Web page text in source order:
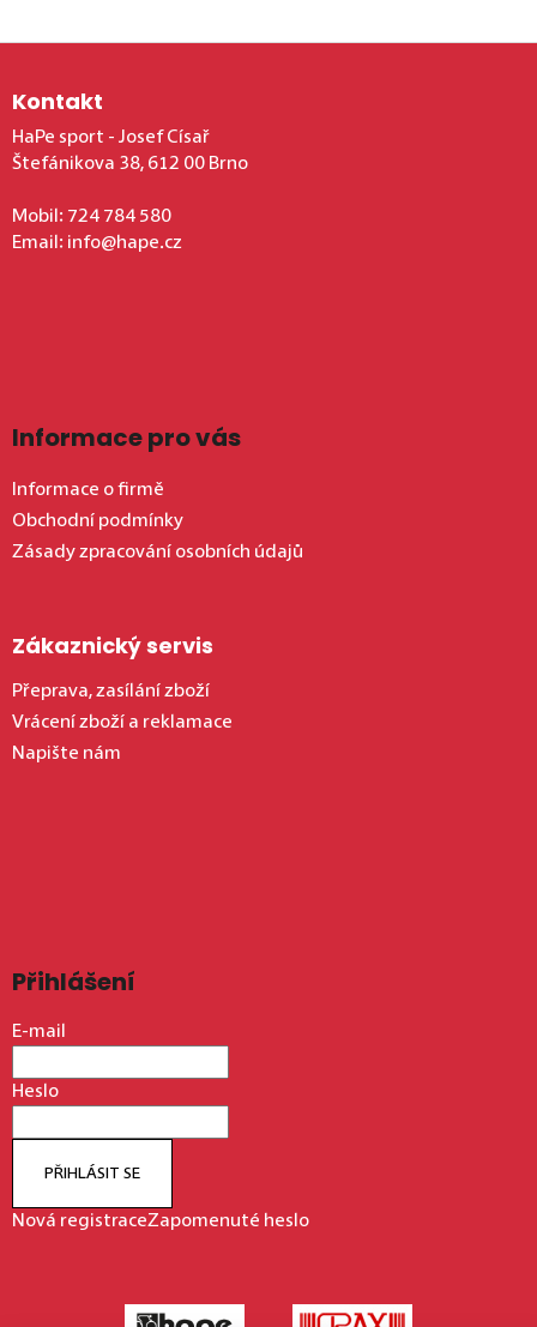
Zápatí
Kontakt
HaPe sport - Josef Císař
Štefánikova 38, 612 00 Brno
Mobil: 724 784 580
Email: info@hape.cz
Informace pro vás
Informace o firmě
Obchodní podmínky
Zásady zpracování osobních údajů
Zákaznický servis
Přeprava, zasílání zboží
Vrácení zboží a reklamace
Napište nám
Přihlášení
E-mail
Heslo
PŘIHLÁSIT SE
Nová registraceZapomenuté heslo